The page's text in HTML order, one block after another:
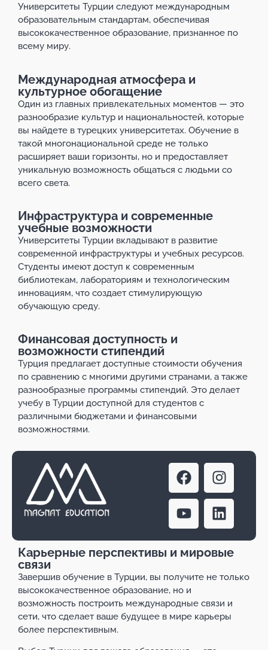
Университеты Турции следуют международным
образовательным стандартам, обеспечивая
высококачественное образование, признанное по
всему миру.
Международная атмосфера и
культурное обогащение
Один из главных привлекательных моментов — это
разнообразие культур и национальностей, которые
вы найдете в турецких университетах. Обучение в
такой многонациональной среде не только
расширяет ваши горизонты, но и предоставляет
уникальную возможность общаться с людьми со
всего света.
Инфраструктура и современные
учебные возможности
Университеты Турции вкладывают в развитие
современной инфраструктуры и учебных ресурсов.
Студенты имеют доступ к современным
библиотекам, лабораториям и технологическим
инновациям, что создает стимулирующую
обучающую среду.
Финансовая доступность и
возможности стипендий
Турция предлагает доступные стоимости обучения
по сравнению с многими другими странами, а также
разнообразные программы стипендий. Это делает
учебу в Турции доступной для студентов с
различными бюджетами и финансовыми
возможностями.
Карьерные перспективы и мировые
связи
Завершив обучение в Турции, вы получите не только
высококачественное образование, но и
возможность построить международные связи и
сети, что сделает ваше будущее в мире карьеры
более перспективным.